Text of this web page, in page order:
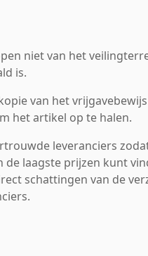
niet van het
is.
van het
het artikel op te halen.
leveranciers
laagste prijzen kunt
schattingen van de